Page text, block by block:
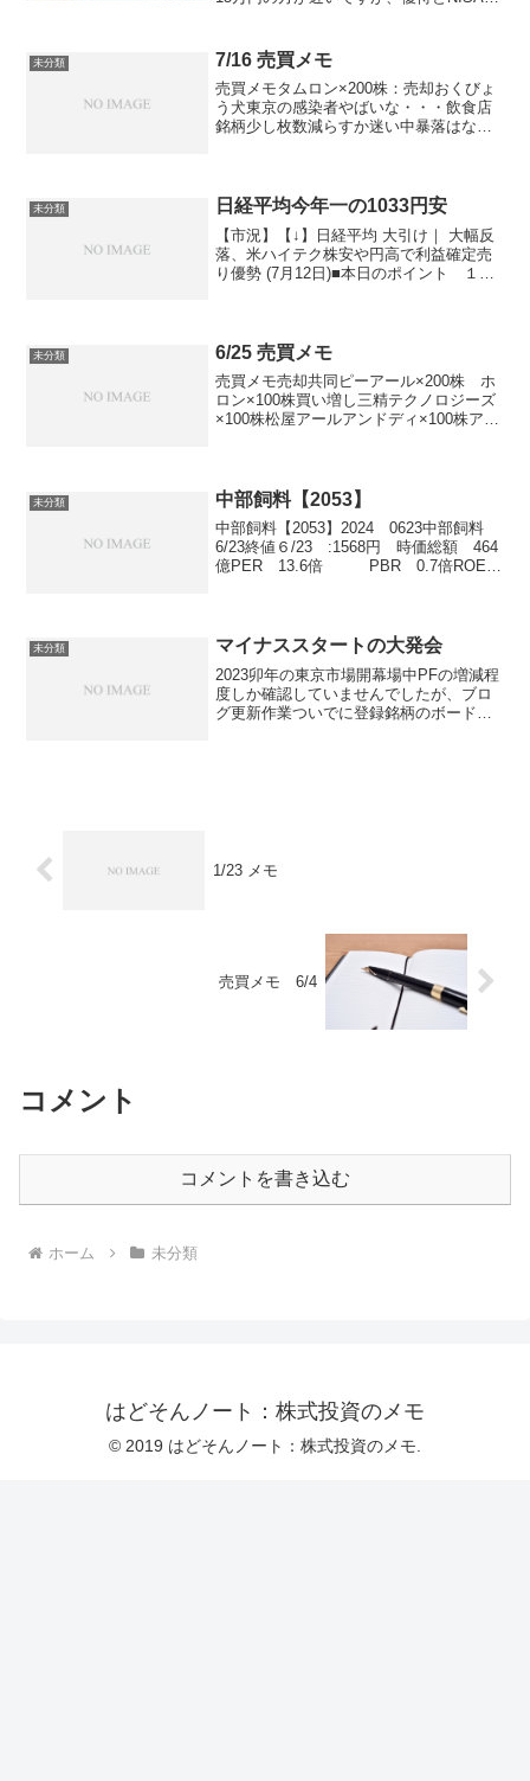
20万円なので全然FIREでもないし、労働
をま...
未分類 7/16 売買メモ
売買メモタムロン×200株：売却おくびょ
う犬東京の感染者やばいな・・・飲食店
銘柄少し枚数減らすか迷い中暴落はない
ＪＰモル ...
未分類 日経平均今年一の1033円安
【市況】【↓】日経平均 大引け｜ 大幅反
落、米ハイテク株安や円高で利益確定売
り優勢 (7月12日)■本日のポイント １．
高...
未分類 6/25 売買メモ
売買メモ売却共同ピーアール×200株 ホ
ロン×100株買い増し三精テクノロジーズ
×100株松屋アールアンドディ×100株アク
未分類 中部飼料【2053】
中部飼料【2053】2024 0623中部飼料
6/23終値６/23 :1568円 時価総額 464
億PER 13.6倍 PBR 0.7倍ROE
未分類 マイナススタートの大発会
2023卯年の東京市場開幕場中PFの増減程
度しか確認していませんでしたが、ブロ
グ更新作業ついでに登録銘柄のボード見
1/23 メモ
売買メモ 6/4
コメント
コメントを書き込む
ホーム 未分類
はどそんノート：株式投資のメモ
© 2019 はどそんノート：株式投資のメモ.